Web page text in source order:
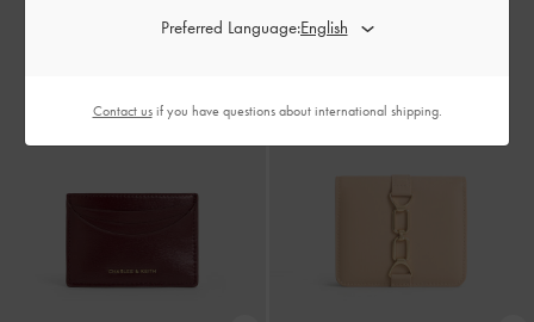
Preferred Language:
Contact usif you have questions about international shipping.